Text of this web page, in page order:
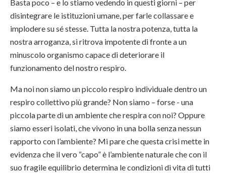
Basta poco – e lo stiamo vedendo in questi giorni – per
disintegrare le istituzioni umane, per farle collassare e
implodere su sé stesse. Tutta la nostra potenza, tutta la
nostra arroganza, si ritrova impotente di fronte a un
minuscolo organismo capace di deteriorare il
funzionamento del nostro respiro.
Ma noi non siamo un piccolo respiro individuale dentro un
respiro collettivo più grande? Non siamo – forse - una
piccola parte di un ambiente che respira con noi? Oppure
siamo esseri isolati, che vivono in una bolla senza nessun
rapporto con l’ambiente? Mi pare che questa crisi mette in
evidenza che il vero “capo” è l’ambiente naturale che con il
suo fragile equilibrio determina le condizioni di vita di tutti